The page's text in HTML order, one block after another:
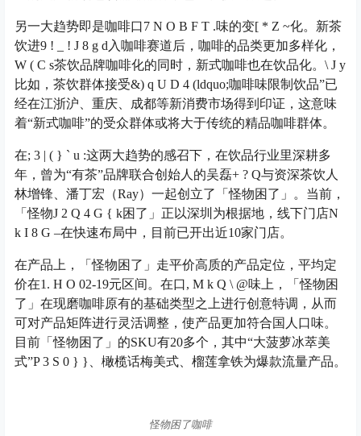
另一大趋势即是咖啡口7 N O B F T .味的变[ * Z ~化。新茶
饮进9 ! _ ! J 8 g d 入咖啡赛道后，咖啡的品类更加多样化，
W ( C s茶饮品牌咖啡化的同时，新式咖啡也在饮品化。 \ J y
比如，茶饮群体接受&) q U D 4 (ldquo;咖啡味限制饮品”已
经在江浙沪、重庆、成都等新消费市场得到印证，这意味
着“新式咖啡”的受众群体或将大于传统的精品咖啡群体。
在; 3 | ( } ` u :这两大趋势的感召下，在饮品行业里深耕多
年，曾为“有茶”品牌联合创始人的吴磊+ ? Q与资深茶饮人
林增锋、潘丁宏（Ray）一起创立了「怪物困了」。当前，
「怪物J 2 Q 4 G { k困了」正以深圳为根据地，线下门店N
k I 8 G –在快速布局中，目前已开出近10家门店。
在产品上，「怪物困了」走平价高质的产品定位，平均定
价在1 . H O 02-19元区间。在口, M k Q \ @味上，「怪物困
了」在现磨咖啡原有的基础类型之上进行创意特调，从而
可对产品矩阵进行灵活调整，使产品更加符合国人口味。
目前「怪物困了」的SKU有20多个，其中“大菠萝冰萃美
式”P 3 S 0 } } 、橄榄话梅美式、榴莲拿铁为爆款流量产品。
怪物困了咖啡